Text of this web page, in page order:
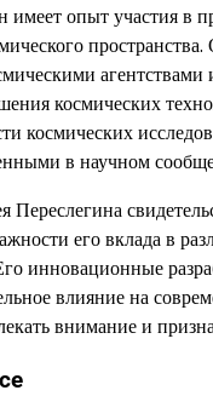
имеет опыт участия в
космических
космических
в научном
Переслегина
его вклада в
инновационные
влияние на
внимание и